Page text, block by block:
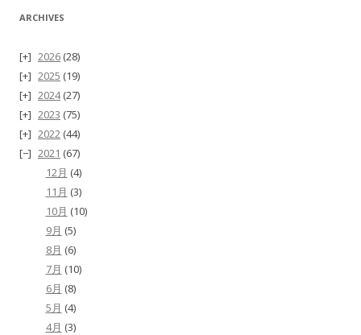
ARCHIVES
2026 (28)
2025 (19)
2024(27)
2023 (75)
2022 (44)
2021 (67)
12月 (4)
11月 (3)
10月 (10)
9月 (5)
8月 (6)
7月 (10)
6月 (8)
5月 (4)
4月 (3)